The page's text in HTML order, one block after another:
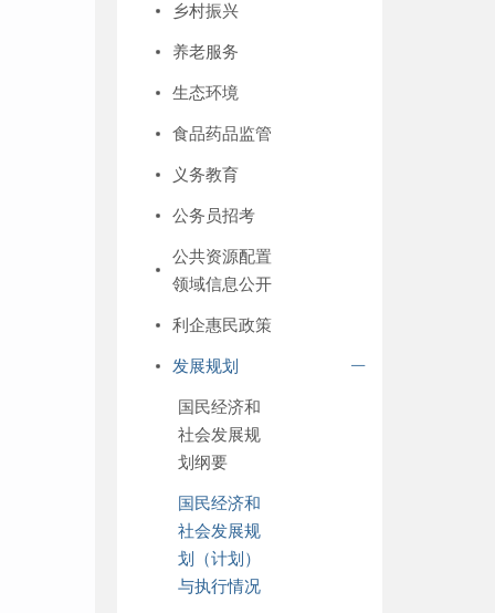
乡村振兴
养老服务
生态环境
食品药品监管
义务教育
公务员招考
公共资源配置
领域信息公开
利企惠民政策
发展规划
国民经济和
社会发展规
划纲要
国民经济和
社会发展规
划（计划）
与执行情况